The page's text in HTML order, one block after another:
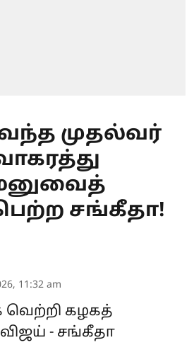
வந்த முதல்வர்
சங்கீதா!
11:32 am
வெற்றி கழகத்
- சங்கீதா